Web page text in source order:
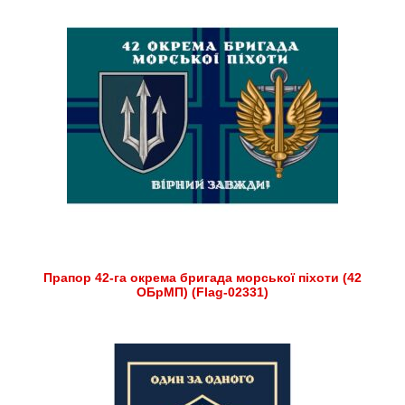
Прапор 42-га окрема бригада морської піхоти (42
ОБрМП) (Flag-02331)